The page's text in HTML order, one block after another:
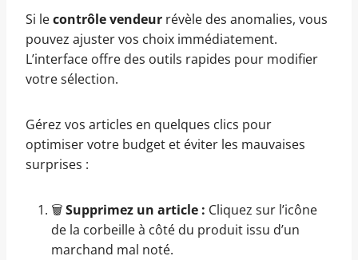
Si lecontrôle vendeur révèle des anomalies, vous
pouvez ajuster vos choix immédiatement.
L’interface offre des outils rapides pour modifier
votre sélection.
Gérez vos articles en quelques clics pour
optimiser votre budget et éviter les mauvaises
surprises :
🗑️Supprimez un article : Cliquez sur l’icône
de la corbeille à côté du produit issu d’un
marchand mal noté.